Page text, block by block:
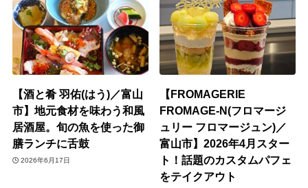
【酒と肴 羽佑(はう)／富山
市】地元食材を味わう和風
居酒屋。旬の魚を使った御
膳ランチに舌鼓
2026年6月17日
【FROMAGERIE
FROMAGE-N(フロマージ
ュリー フロマージュン)／
富山市】2026年4月スター
ト！話題のカスタムパフェ
をテイクアウト